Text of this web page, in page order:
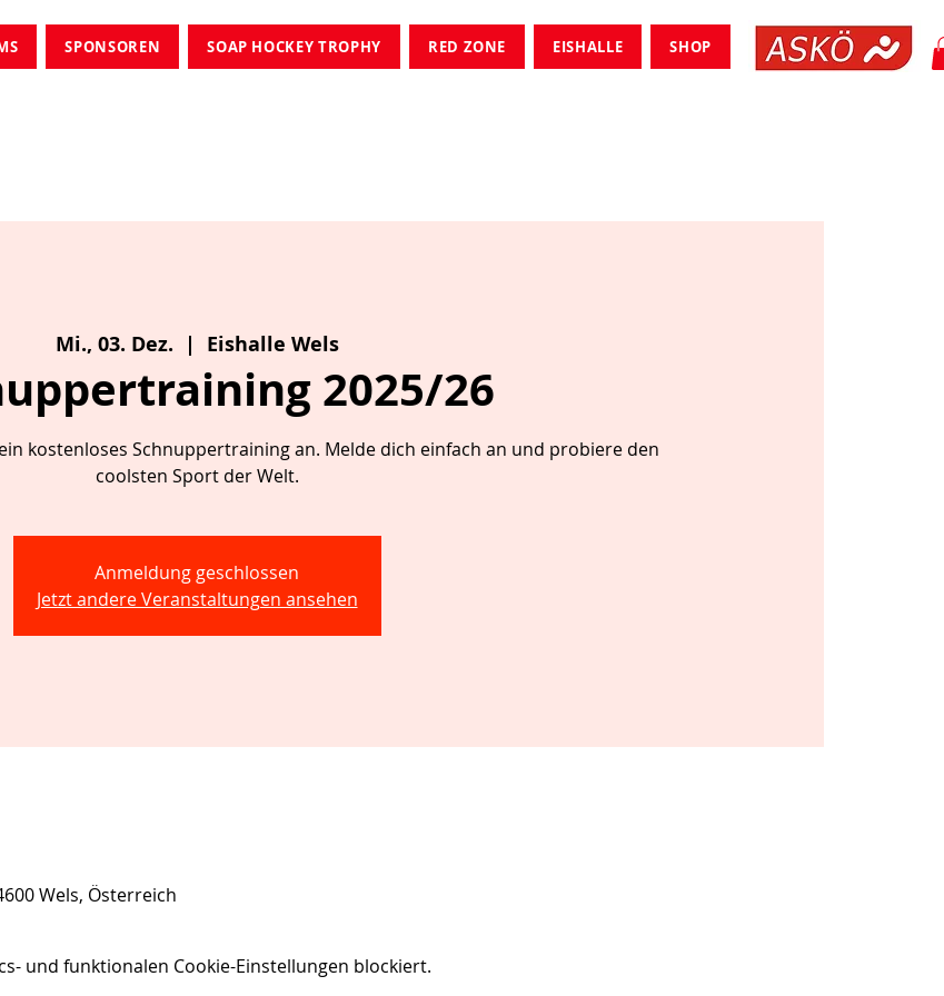
SPONSOREN SOAP HOCKEY TROPHY RED ZONE EISHALLE SHOP
Mi., 03. Dez.
  |
Eishalle Wels
2025/26
kostenloses Schnuppertraining an. Melde dich einfach an und probiere den
coolsten Sport der Welt.
Anmeldung geschlossen
Jetzt andere Veranstaltungen ansehen
Wels, Österreich
und funktionalen Cookie-Einstellungen blockiert.